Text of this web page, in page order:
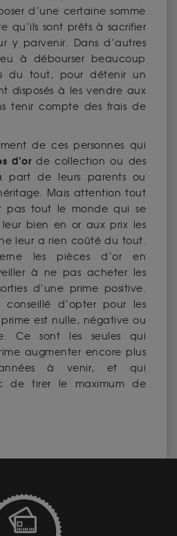
d’une certaine somme
qu’ils sont prêts à sacrifier
y parvenir. Dans d’autres
à débourser beaucoup
du tout, pour détenir un
disposés à les vendre aux
tenir compte des frais de
de ces personnes qui
d’orde collection ou des
part de leurs parents ou
Mais attention tout
pas tout le monde qui se
bien en or aux prix les
ne leur a rien coûté du tout.
les pièces d’or en
à ne pas acheter les
d’une prime positive.
d’opter pour les
est nulle, négative ou
Ce sont les seules qui
augmenter encore plus
à venir, et qui
de tirer le maximum de